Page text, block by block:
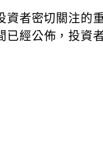
資者密切關注的
已經公佈，投資